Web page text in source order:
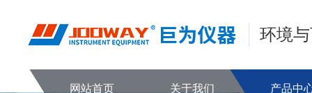
环境
网站首页 关于我们 产品中